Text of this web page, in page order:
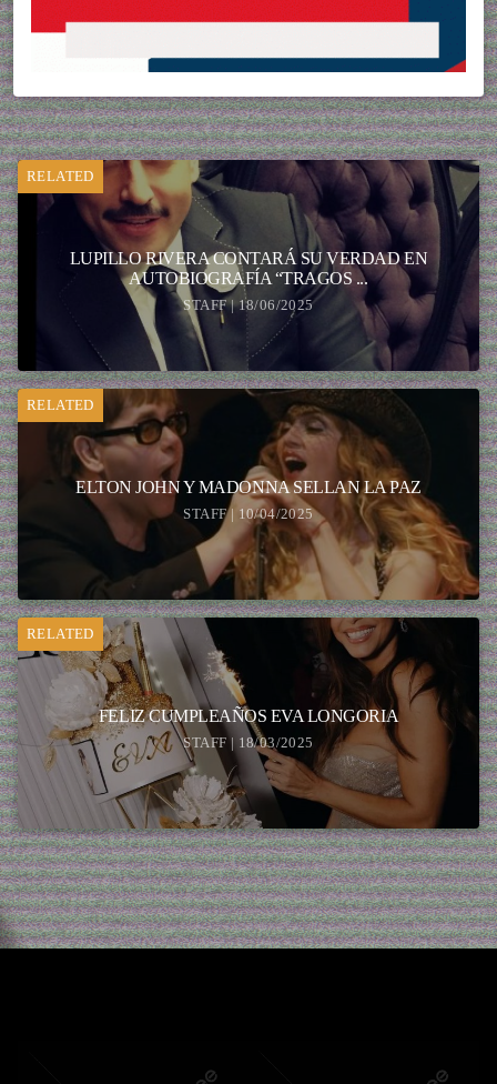
RELATED
LUPILLO RIVERA CONTARÁ SU VERDAD EN
AUTOBIOGRAFÍA “TRAGOS ...
STAFF | 18/06/2025
RELATED
ELTON JOHN Y MADONNA SELLAN LA PAZ
STAFF | 10/04/2025
RELATED
FELIZ CUMPLEAÑOS EVA LONGORIA
STAFF | 18/03/2025